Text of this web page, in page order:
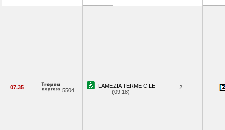
07.35 5504
LAMEZIA TERME C.LE
(09.18)
2